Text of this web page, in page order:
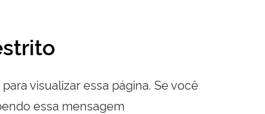
visualizar essa página. Se você
essa mensagem